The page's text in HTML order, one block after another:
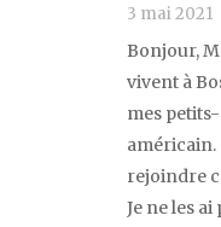
3 mai 2021
Bonjour,
vivent à
mes
américain.
rejoindre
Je ne les